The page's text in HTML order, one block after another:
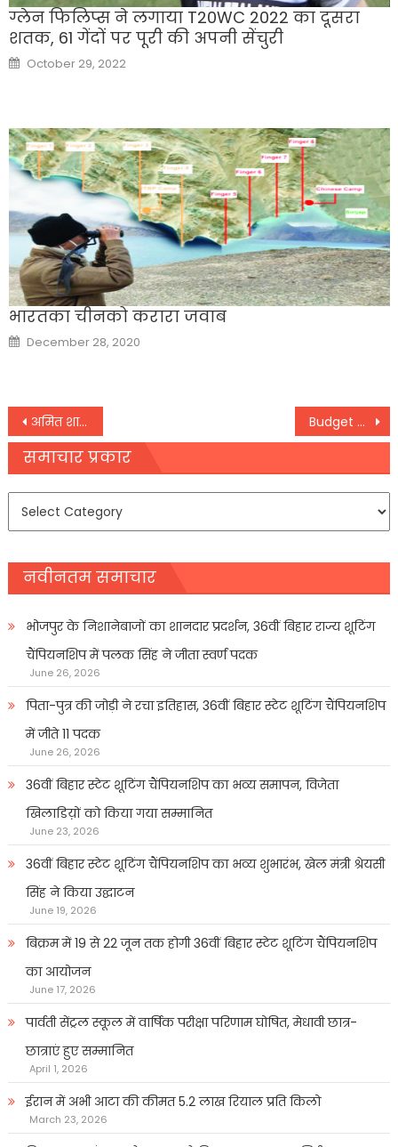
ग्लेन फिलिप्स ने लगाया T20WC 2022 का दूसरा
शतक, 61 गेंदों पर पूरी की अपनी सेंचुरी
Posted
on
October 29, 2022
भारतका चीनको करारा जवाब
Posted
on
December 28, 2020
Post
navigation
अमित शाह बोले, भाजपा ने ही गोवा में किया विकास, गांधी परिवार सिर्फ एक छुट्टी मनाने की जगह Budget 2022: बजट 2022 में करीब 14 टैक्स और अकाउंटिंग सुधारों की मांग
समाचार प्रकार
समाचार
नवीनतम समाचार
भोजपुर के निशानेबाजों का शानदार प्रदर्शन, 36वीं बिहार राज्य शूटिंग
चैंपियनशिप में पलक सिंह ने जीता स्वर्ण पदक
June 26, 2026
पिता-पुत्र की जोड़ी ने रचा इतिहास, 36वीं बिहार स्टेट शूटिंग चैंपियनशिप
में जीते 11 पदक
June 26, 2026
36वीं बिहार स्टेट शूटिंग चैंपियनशिप का भव्य समापन, विजेता
खिलाडिय़ों को किया गया सम्मानित
June 23, 2026
36वीं बिहार स्टेट शूटिंग चैंपियनशिप का भव्य शुभारंभ, खेल मंत्री श्रेयसी
सिंह ने किया उद्घाटन
June 19, 2026
बिक्रम में 19 से 22 जून तक होगी 36वीं बिहार स्टेट शूटिंग चैंपियनशिप
का आयोजन
June 17, 2026
पार्वती सेंट्रल स्कूल में वार्षिक परीक्षा परिणाम घोषित, मेधावी छात्र-
छात्राएं हुए सम्मानित
April 1, 2026
ईरान में अभी आटा की कीमत 5.2 लाख रियाल प्रति किलो
March 23, 2026